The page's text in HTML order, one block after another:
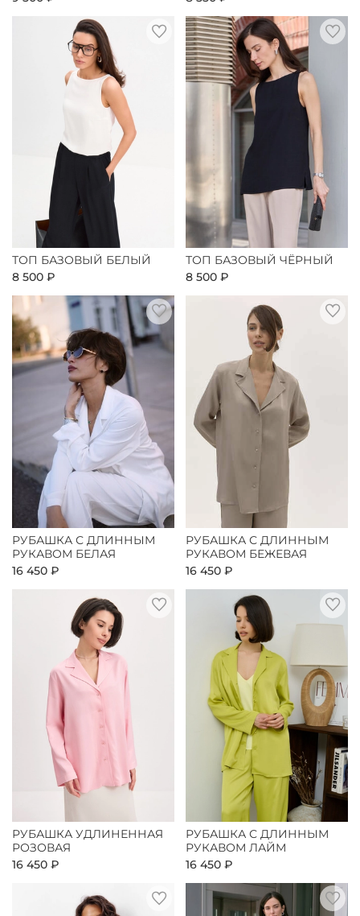
ТОП БАЗОВЫЙ БЕЛЫЙ
8 500 ₽
ТОП БАЗОВЫЙ ЧЁРНЫЙ
8 500 ₽
РУБАШКА С ДЛИННЫМ
РУКАВОМ БЕЛАЯ
16 450 ₽
РУБАШКА С ДЛИННЫМ
РУКАВОМ БЕЖЕВАЯ
16 450 ₽
РУБАШКА УДЛИНЕННАЯ
РОЗОВАЯ
16 450 ₽
РУБАШКА С ДЛИННЫМ
РУКАВОМ ЛАЙМ
16 450 ₽